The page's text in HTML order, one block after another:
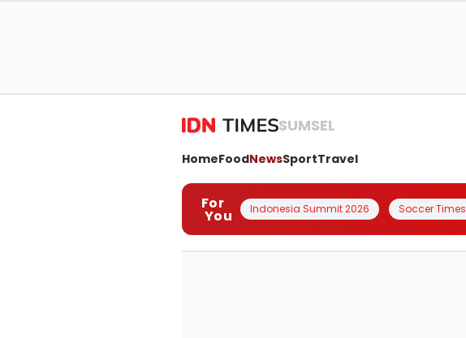
SUMSEL
HomeFoodNewsSportTravel
For
You Indonesia Summit 2026 Soccer Times